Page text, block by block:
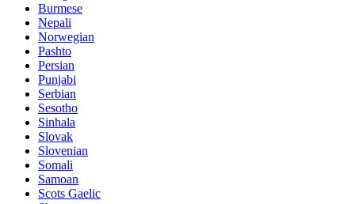
Burmese
Nepali
Norwegian
Pashto
Persian
Punjabi
Serbian
Sesotho
Sinhala
Slovak
Slovenian
Somali
Samoan
Scots Gaelic